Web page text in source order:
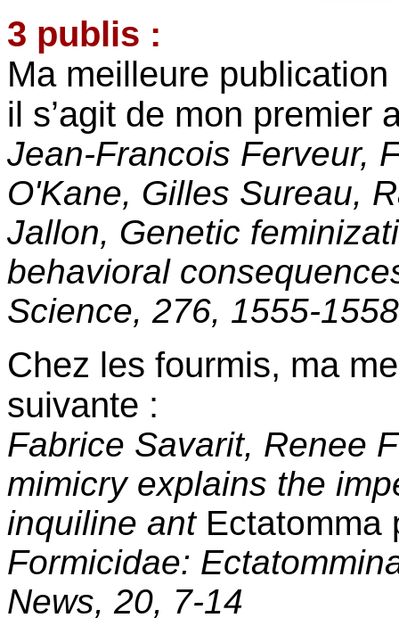
3 publis :
Ma meilleure
il s’agit de mon premier
Jean-Francois Ferveur,
O'Kane, Gilles Sureau,
Jallon, Genetic
behavioral
Science, 276, 1555-1558
Chez les fourmis, ma
suivante :
Fabrice Savarit, Renee
mimicry explains the
inquiline ant Ectatomma
Formicidae:
News, 20, 7-14